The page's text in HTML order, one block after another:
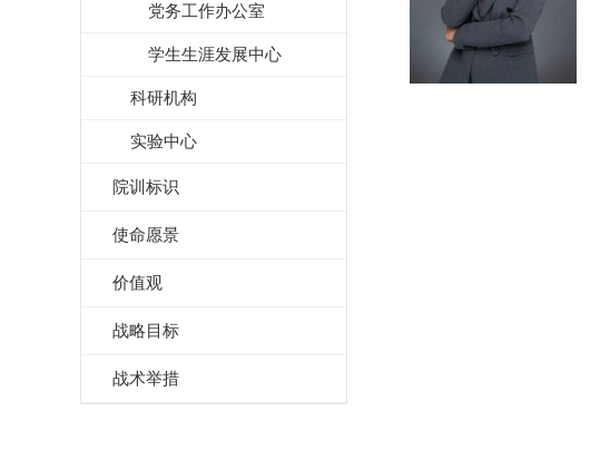
党务工作办公室
学生生涯发展中心
科研机构
实验中心
院训标识
使命愿景
价值观
战略目标
战术举措